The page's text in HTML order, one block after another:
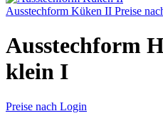
Ausstechform Küken II Preise
Ausstechform
klein I
Preise nach Login